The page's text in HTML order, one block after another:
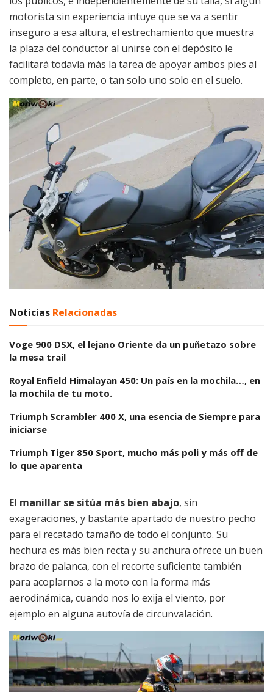
motorista sin experiencia intuye que se va a sentir
inseguro a esa altura, el estrechamiento que muestra
la plaza del conductor al unirse con el depósito le
facilitará todavía más la tarea de apoyar ambos pies al
completo, en parte, o tan solo uno solo en el suelo.
Noticias Relacionadas
Voge 900 DSX, el lejano Oriente da un puñetazo sobre
la mesa trail
Royal Enfield Himalayan 450: Un país en la mochila…, en
la mochila de tu moto.
Triumph Scrambler 400 X, una esencia de Siempre para
iniciarse
Triumph Tiger 850 Sport, mucho más poli y más off de
lo que aparenta
El manillar se sitúa más bien abajo, sin
exageraciones, y bastante apartado de nuestro pecho
para el recatado tamaño de todo el conjunto. Su
hechura es más bien recta y su anchura ofrece un buen
brazo de palanca, con el recorte suficiente también
para acoplarnos a la moto con la forma más
aerodinámica, cuando nos lo exija el viento, por
ejemplo en alguna autovía de circunvalación.